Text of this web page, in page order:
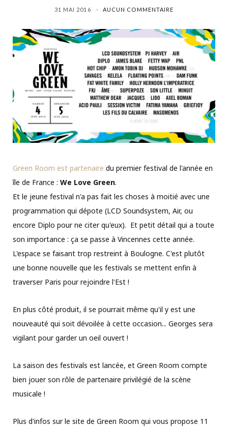
31 MAI 2016 AUCUN COMMENTAIRE
Green Room est partenaire du premier festival de l'année en
île de France : We Love Green.
Et le jeune festival n'a pas fait les choses à moitié avec une
programmation qui dépote (LCD Soundsystem, Air, ou
encore Diplo pour ne citer qu'eux). Et petit détail qui a toute
son importance : ça se passe à Vincennes cette année.
L'espace se faisant trop restreint à Boulogne. C'est plutôt
une bonne nouvelle que les festivals se mettent enfin à
traverser Paris pour rejoindre l'Est !
En plus côté produit, il se pourrait même qu'il y est une
nouveauté qui soit dévoilée à cette occasion... Georges sera
vigilant pour garder un oeil ouvert !
La saison des festivals est lancée, et Green Room compte
bien jouer son rôle de partenaire privilégié de la scène
musicale !
Plus d'infos sur le site de Green Room qui vous propose 11